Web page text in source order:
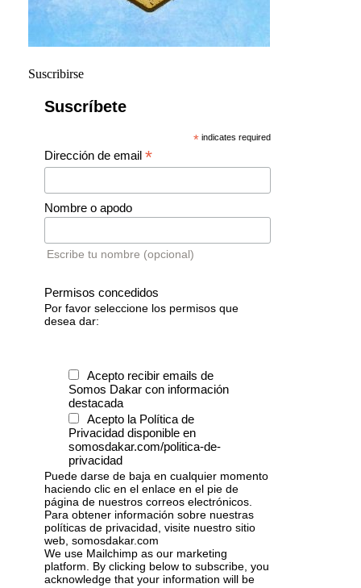
Suscribirse
Suscríbete
* indicates required
Dirección de email *
Nombre o apodo
Escribe tu nombre (opcional)
Permisos concedidos
Por favor seleccione los permisos que
desea dar:
Acepto recibir emails de
Somos Dakar con información
destacada
Acepto la Política de
Privacidad disponible en
somosdakar.com/politica-de-
privacidad
Puede darse de baja en cualquier momento
haciendo clic en el enlace en el pie de
página de nuestros correos electrónicos.
Para obtener información sobre nuestras
políticas de privacidad, visite nuestro sitio
web, somosdakar.com
We use Mailchimp as our marketing
platform. By clicking below to subscribe, you
acknowledge that your information will be